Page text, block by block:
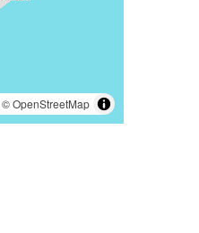
©OpenStreetMap